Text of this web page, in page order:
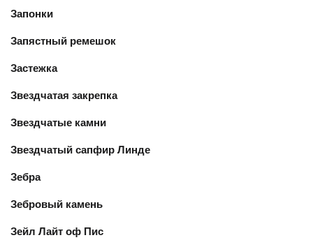
Запонки
Запястный ремешок
Застежка
Звездчатая закрепка
Звездчатые камни
Звездчатый сапфир Линде
Зебра
Зебровый камень
Зейл Лайт оф Пис